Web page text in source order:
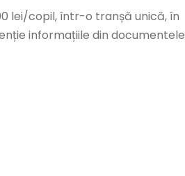
lei/copil, într-o tranșă unică, în
informațiile din documentele